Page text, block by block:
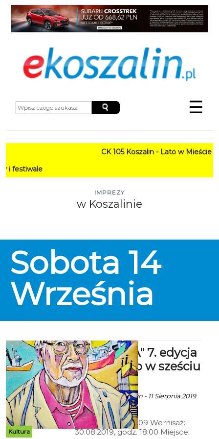
☰
CK 105 Koszalin - Lato w Mieście HARMONOGRAM
IMPREZY
w Koszalinie
Sobota 14
Września
Kultura
6X SZTUKA" 7. edycja
- Malarstwo w sześciu
odsłonach.
Ala za CK 105 Koszalin - 11 Sierpnia 2019
godz. 20:21
Termin: 30.08-29.09 Wernisaż:
30.08.2019, godz. 18:00 Miejsce: